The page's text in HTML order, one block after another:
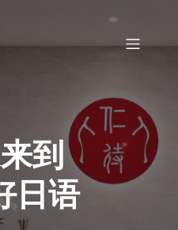
到
日语